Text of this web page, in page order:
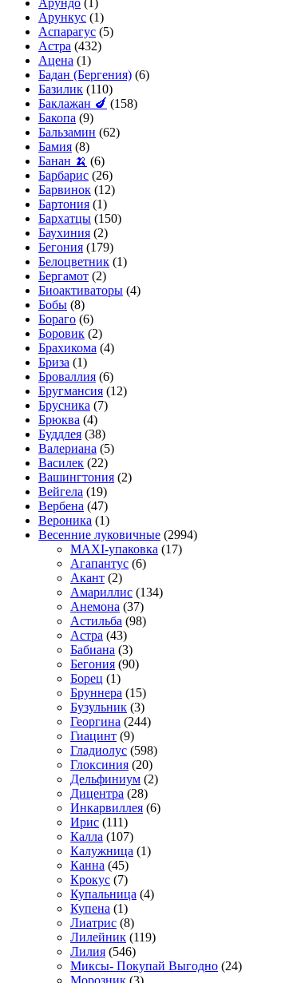
Арункус (1)
Аспарагус (5)
Астра (432)
Ацена (1)
Бадан (Бергения) (6)
Базилик (110)
Баклажан 🍆 (158)
Бакопа (9)
Бальзамин (62)
Бамия (8)
Банан 🍌 (6)
Барбарис (26)
Барвинок (12)
Бартония (1)
Бархатцы (150)
Баухиния (2)
Бегония (179)
Белоцветник (1)
Бергамот (2)
Биоактиваторы (4)
Бобы (8)
Бораго (6)
Боровик (2)
Брахикома (4)
Бриза (1)
Броваллия (6)
Бругмансия (12)
Брусника (7)
Брюква (4)
Буддлея (38)
Валериана (5)
Василек (22)
Вашингтония (2)
Вейгела (19)
Вербена (47)
Вероника (1)
Весенние луковичные (2994)
MAXI-упаковка (17)
Агапантус (6)
Акант (2)
Амариллис (134)
Анемона (37)
Астильба (98)
Астра (43)
Бабиана (3)
Бегония (90)
Борец (1)
Бруннера (15)
Бузульник (3)
Георгина (244)
Гиацинт (9)
Гладиолус (598)
Глоксиния (20)
Дельфиниум (2)
Дицентра (28)
Инкарвиллея (6)
Ирис (111)
Калла (107)
Калужница (1)
Канна (45)
Крокус (7)
Купальница (4)
Купена (1)
Лиатрис (8)
Лилейник (119)
Лилия (546)
Миксы- Покупай Выгодно (24)
Морозник (3)